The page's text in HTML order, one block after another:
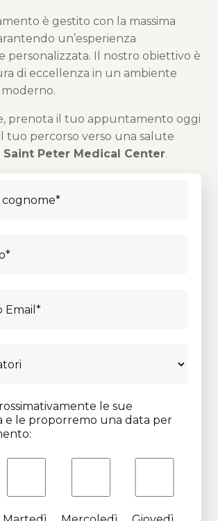
è gestito con la massima
un’esperienza
personalizzata. Il nostro obiettivo è
di eccellenza in un ambiente
prenota il tuo appuntamento oggi
tuo percorso verso una salute
Saint Peter Medical Center.
le sue
e le proporremo una data per